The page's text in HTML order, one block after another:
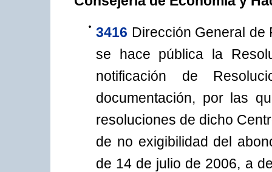
3416 Dirección General de
se hace pública la
notificación de
documentación, por las
resoluciones de dicho
de no exigibilidad del
de 14 de julio de 2006, a